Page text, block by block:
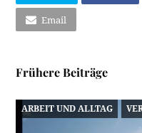
Email
Frühere Beiträge
ARBEIT UND ALLTAG